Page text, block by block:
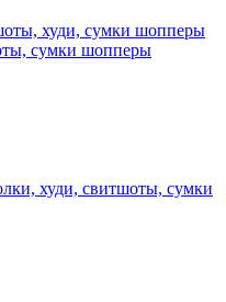
худи, сумки шопперы
сумки шопперы
худи, свитшоты, сумки